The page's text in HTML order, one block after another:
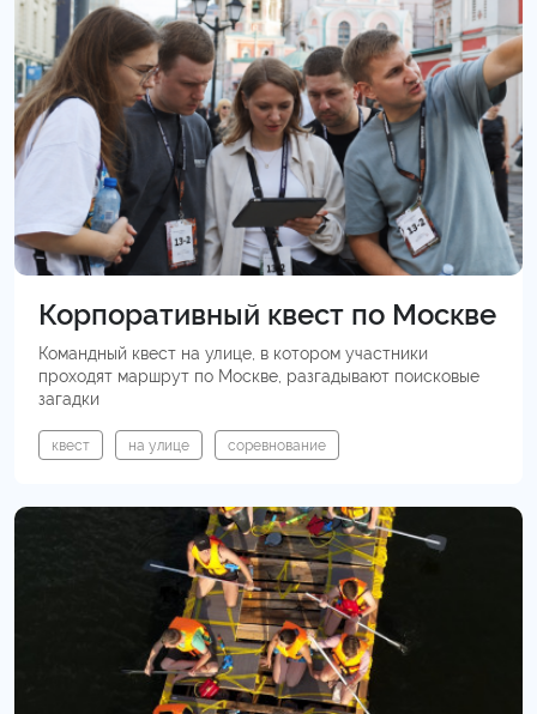
Корпоративный квест по Москве
Командный квест на улице, в котором участники
проходят маршрут по Москве, разгадывают поисковые
загадки
квест на улице соревнование